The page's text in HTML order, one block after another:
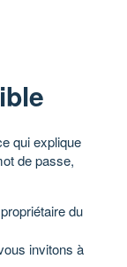
qui explique
de passe,
du
invitons à